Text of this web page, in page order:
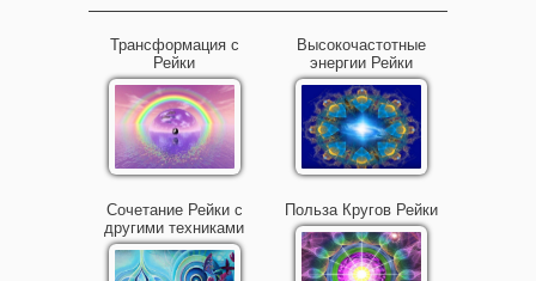
Трансформация с
Рейки
Высокочастотные
энергии Рейки
Сочетание Рейки с
другими техниками
Польза Кругов Рейки